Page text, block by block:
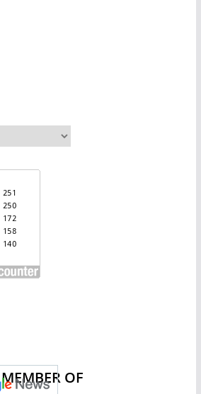
MEMBER OF